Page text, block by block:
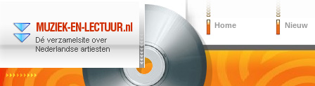
Home Nieuw